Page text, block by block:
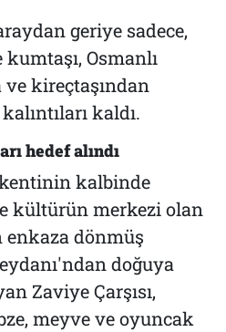
geriye sadece,
Osmanlı
kireçtaşından
kaldı.
hedef alındı
kalbinde
kültürün merkezi olan
enkaza dönmüş
doğuya
Zaviye Çarşısı,
meyve ve oyuncak